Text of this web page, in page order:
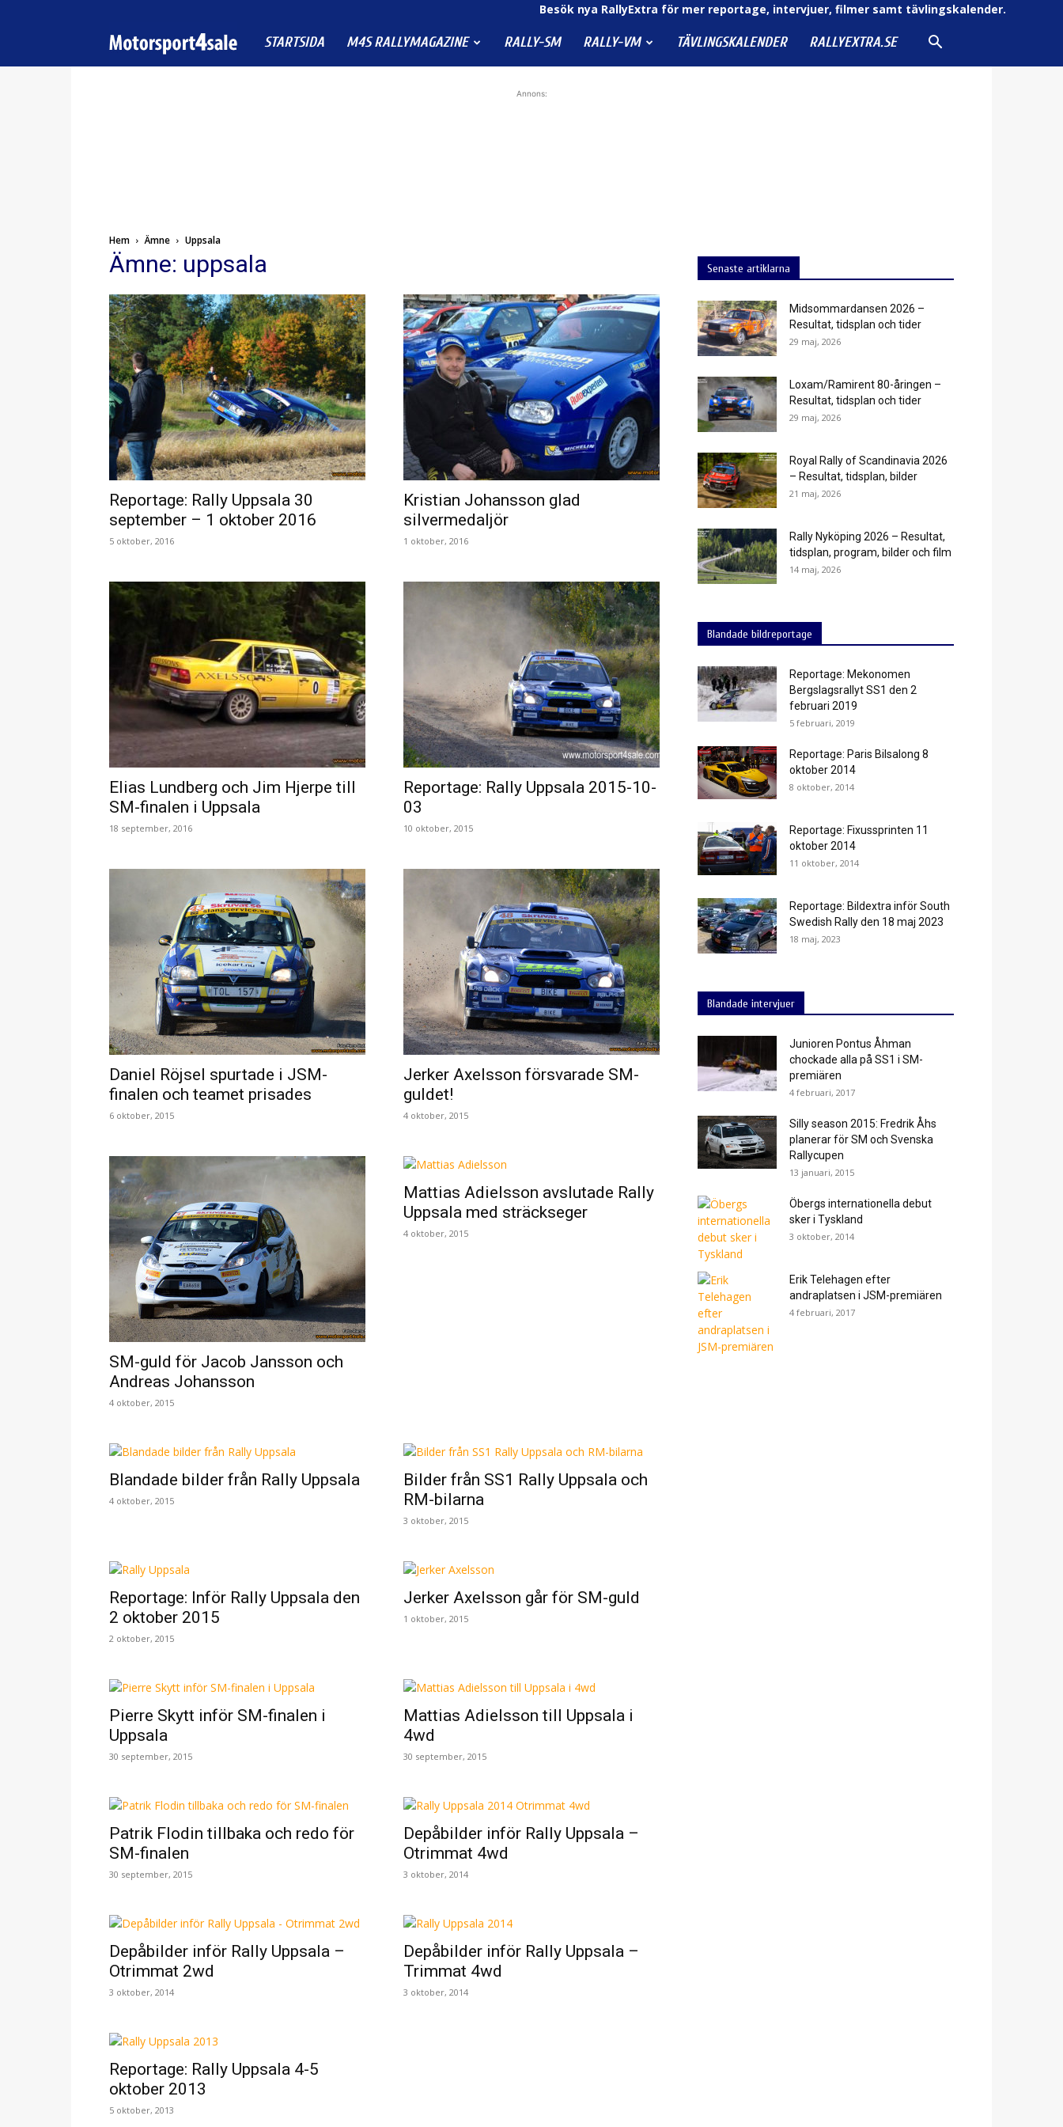
Besök nya RallyExtra för mer reportage, intervjuer, filmer samt tävlingskalender.
Motorsport4sale
STARTSIDA M4S RALLYMAGAZINE RALLY-SM RALLY-VM TÄVLINGSKALENDER RALLYEXTRA.SE
Annons:
Hem Ämne Uppsala
Ämne: uppsala
Reportage: Rally Uppsala 30
september – 1 oktober 2016
5 oktober, 2016
Kristian Johansson glad
silvermedaljör
1 oktober, 2016
Elias Lundberg och Jim Hjerpe till
SM-finalen i Uppsala
18 september, 2016
Reportage: Rally Uppsala 2015-10-
03
10 oktober, 2015
Daniel Röjsel spurtade i JSM-
finalen och teamet prisades
6 oktober, 2015
Jerker Axelsson försvarade SM-
guldet!
4 oktober, 2015
SM-guld för Jacob Jansson och
Andreas Johansson
4 oktober, 2015
Mattias Adielsson avslutade Rally
Uppsala med sträckseger
4 oktober, 2015
Blandade bilder från Rally Uppsala
4 oktober, 2015
Bilder från SS1 Rally Uppsala och
RM-bilarna
3 oktober, 2015
Reportage: Inför Rally Uppsala den
2 oktober 2015
2 oktober, 2015
Jerker Axelsson går för SM-guld
1 oktober, 2015
Pierre Skytt inför SM-finalen i
Uppsala
30 september, 2015
Mattias Adielsson till Uppsala i
4wd
30 september, 2015
Patrik Flodin tillbaka och redo för
SM-finalen
30 september, 2015
Depåbilder inför Rally Uppsala –
Otrimmat 4wd
3 oktober, 2014
Depåbilder inför Rally Uppsala –
Otrimmat 2wd
3 oktober, 2014
Depåbilder inför Rally Uppsala –
Trimmat 4wd
3 oktober, 2014
Reportage: Rally Uppsala 4-5
oktober 2013
5 oktober, 2013
Senaste artiklarna
Midsommardansen 2026 –
Resultat, tidsplan och tider
29 maj, 2026
Loxam/Ramirent 80-åringen –
Resultat, tidsplan och tider
29 maj, 2026
Royal Rally of Scandinavia 2026
– Resultat, tidsplan, bilder
21 maj, 2026
Rally Nyköping 2026 – Resultat,
tidsplan, program, bilder och film
14 maj, 2026
Blandade bildreportage
Reportage: Mekonomen
Bergslagsrallyt SS1 den 2
februari 2019
5 februari, 2019
Reportage: Paris Bilsalong 8
oktober 2014
8 oktober, 2014
Reportage: Fixussprinten 11
oktober 2014
11 oktober, 2014
Reportage: Bildextra inför South
Swedish Rally den 18 maj 2023
18 maj, 2023
Blandade intervjuer
Junioren Pontus Åhman
chockade alla på SS1 i SM-
premiären
4 februari, 2017
Silly season 2015: Fredrik Åhs
planerar för SM och Svenska
Rallycupen
13 januari, 2015
Öbergs internationella debut
sker i Tyskland
3 oktober, 2014
Erik Telehagen efter
andraplatsen i JSM-premiären
4 februari, 2017